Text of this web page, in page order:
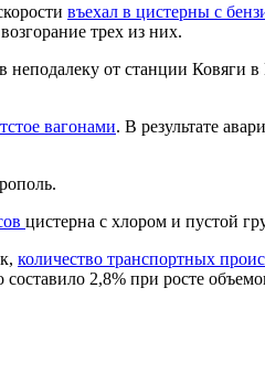
въехал в цистерны с
трех из них.
неподалеку от станции Ковяги
вагонами. В результате
цистерна с хлором и пустой
количество транспортных
2,8% при росте